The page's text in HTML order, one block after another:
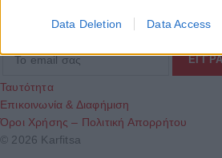
Data Deletion Data Access
Ταυτότητα
Επικοινωνία & Διαφήμιση
Όροι Χρήσης – Πολιτική Απορρήτου
© 2026 Karfitsa